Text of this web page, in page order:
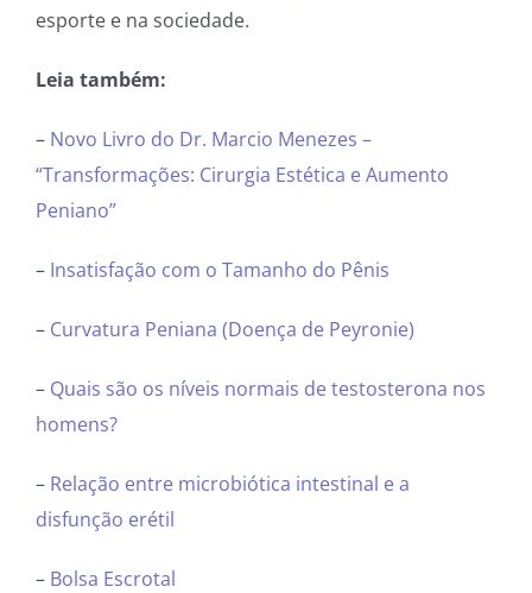
esporte e na sociedade.
Leia também:
– Novo Livro do Dr. Marcio Menezes –
“Transformações: Cirurgia Estética e Aumento
Peniano”
– Insatisfação com o Tamanho do Pênis
– Curvatura Peniana (Doença de Peyronie)
– Quais são os níveis normais de testosterona nos
homens?
– Relação entre microbiótica intestinal e a
disfunção erétil
– Bolsa Escrotal